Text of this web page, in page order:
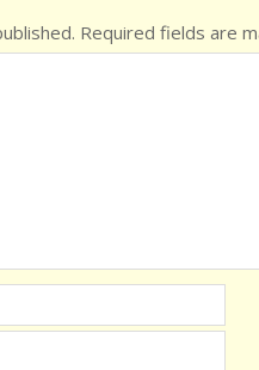
Required fields are